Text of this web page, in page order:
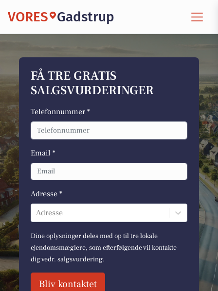
VORES Gadstrup
FÅ TRE GRATIS
SALGSVURDERINGER
Telefonnummer *
Email *
Adresse *
Adresse
Dine oplysninger deles med op til tre lokale
ejendomsmæglere, som efterfølgende vil kontakte
dig vedr. salgsvurdering.
Bliv kontaktet